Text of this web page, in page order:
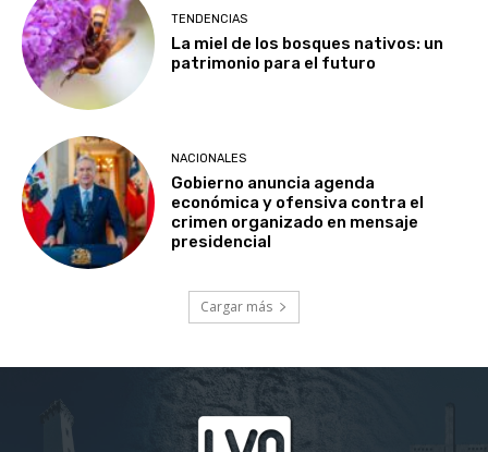
TENDENCIAS
La miel de los bosques nativos: un
patrimonio para el futuro
NACIONALES
Gobierno anuncia agenda
económica y ofensiva contra el
crimen organizado en mensaje
presidencial
Cargar más